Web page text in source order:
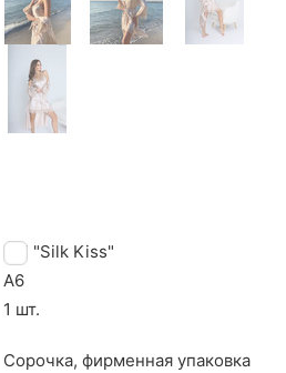
TM "Silk Kiss"
A6
1 шт.
Сорочка, фирменная упаковка